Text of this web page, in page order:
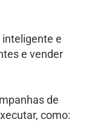
inteligente e
e vender
de
como: